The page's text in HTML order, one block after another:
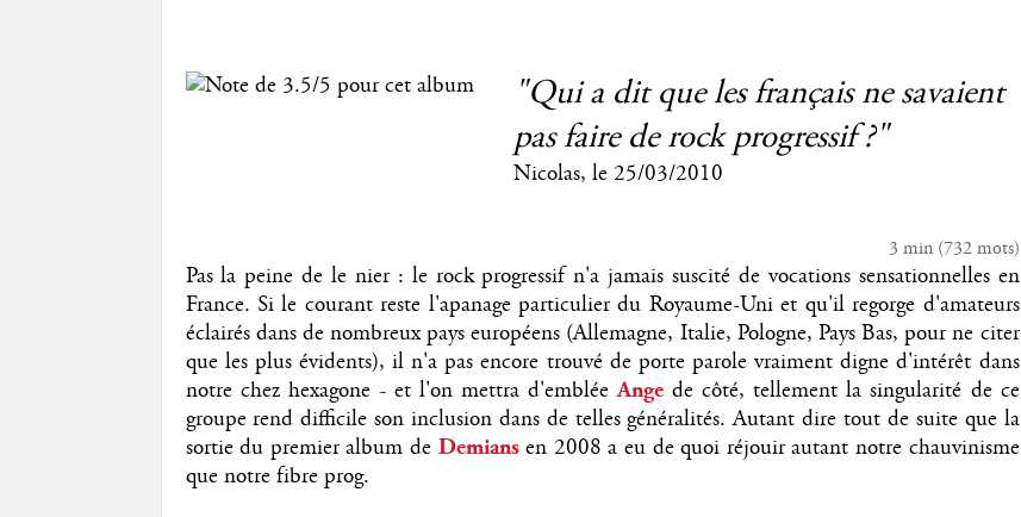
"Qui a dit que les français ne savaient
pas faire de rock progressif ?"
Nicolas, le 25/03/2010
3 min(732mots)
Pas la peine de le nier : le rock progressif n'a jamais suscité de vocations sensationnelles en
France. Si le courant reste l'apanage particulier du Royaume-Uni et qu'il regorge d'amateurs
éclairés dans de nombreux pays européens (Allemagne, Italie, Pologne, Pays Bas, pour ne citer
que les plus évidents), il n'a pas encore trouvé de porte parole vraiment digne d'intérêt dans
notre chez hexagone - et l'on mettra d'emblée Angede côté, tellement la singularité de ce
groupe rend difficile son inclusion dans de telles généralités. Autant dire tout de suite que la
sortie du premier album deDemiansen 2008 a eu de quoi réjouir autant notre chauvinisme
que notre fibre prog.